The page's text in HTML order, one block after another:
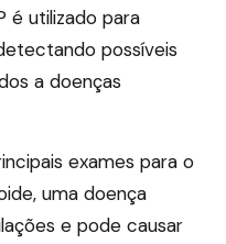
é utilizado para
possíveis
a doenças
exames para o
uma doença
e pode causar